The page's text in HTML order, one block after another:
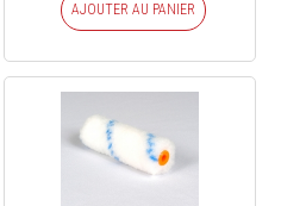
AJOUTER AU PANIER